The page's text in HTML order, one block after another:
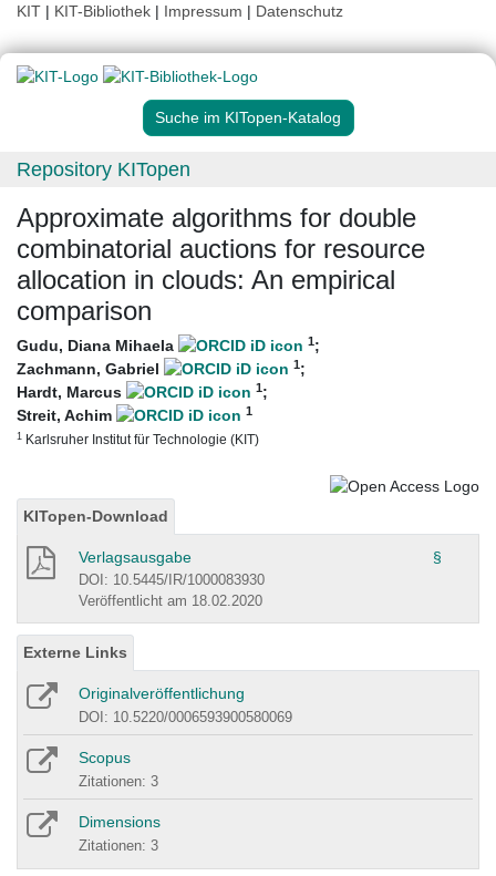
KIT | KIT-Bibliothek | Impressum | Datenschutz
Suche im KITopen-Katalog
Repository KITopen
Approximate algorithms for double
combinatorial auctions for resource
allocation in clouds: An empirical
comparison
Gudu, Diana Mihaela 1;
Zachmann, Gabriel
1;
Hardt, Marcus
1;
Streit, Achim
1
1 Karlsruher Institut für Technologie (KIT)
KITopen-Download
Verlagsausgabe §
DOI: 10.5445/IR/1000083930
Veröffentlicht am 18.02.2020
Externe Links
Originalveröffentlichung
DOI: 10.5220/0006593900580069
Scopus
Zitationen: 3
Dimensions
Zitationen: 3